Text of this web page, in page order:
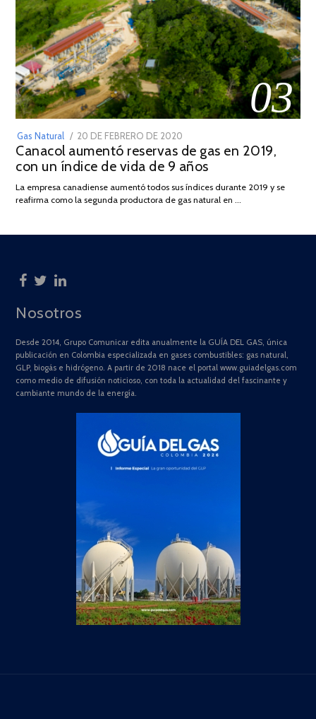
03
Gas Natural
POSTED
ON
20 DE FEBRERO DE 2020
DE
JULIO
2025
Canacol aumentó reservas de gas en 2019,
con un índice de vida de 9 años
La empresa canadiense aumentó todos sus índices durante 2019 y se
reafirma como la segunda productora de gas natural en …
Nosotros
Desde 2014, Grupo Comunicar edita anualmente la GUÍA DEL GAS, única
publicación en Colombia especializada en gases combustibles: gas natural,
GLP, biogás e hidrógeno. A partir de 2018 nace el portal www.guiadelgas.com
como medio de difusión noticioso, con toda la actualidad del fascinante y
cambiante mundo de la energía.